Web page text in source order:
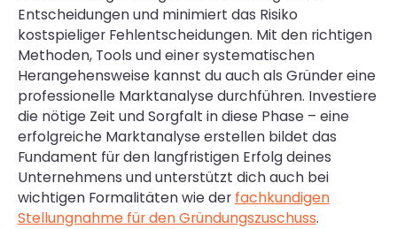
Entscheidungen und minimiert das Risiko
kostspieliger Fehlentscheidungen. Mit den richtigen
Methoden, Tools und einer systematischen
Herangehensweise kannst du auch als Gründer eine
professionelle Marktanalyse durchführen. Investiere
die nötige Zeit und Sorgfalt in diese Phase – eine
erfolgreiche Marktanalyse erstellen bildet das
Fundament für den langfristigen Erfolg deines
Unternehmens und unterstützt dich auch bei
wichtigen Formalitäten wie der fachkundigen
Stellungnahme für den Gründungszuschuss.